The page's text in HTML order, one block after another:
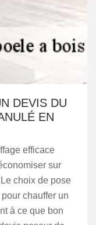
DEVIS DU
EN
efficace
sur
choix de pose
chauffer un
à ce que bon